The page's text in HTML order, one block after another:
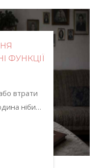
ФУНКЦІЇ
втрати
ніби…